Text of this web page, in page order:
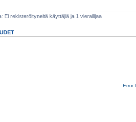
Ei rekisteröityneitä käyttäjiä ja 1 vierailijaa
Error